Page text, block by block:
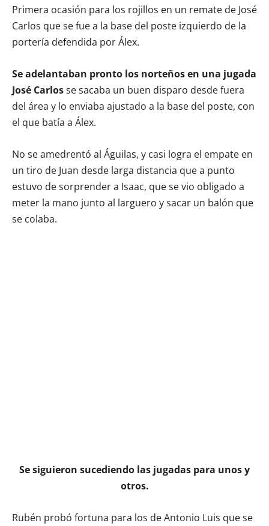
Primera ocasión para los rojillos en un remate de José
Carlos que se fue a la base del poste izquierdo de la
portería defendida por Álex.
Se adelantaban pronto los norteños en una jugada
José Carlosse sacaba un buen disparo desde fuera
del área y lo enviaba ajustado a la base del poste, con
el que batía a Álex.
No se amedrentó al Águilas, y casi logra el empate en
un tiro de Juan desde larga distancia que a punto
estuvo de sorprender a Isaac, que se vio obligado a
meter la mano junto al larguero y sacar un balón que
se colaba.
Se siguieron sucediendo las jugadas para unos y
otros.
Rubén probó fortuna para los de Antonio Luis que se